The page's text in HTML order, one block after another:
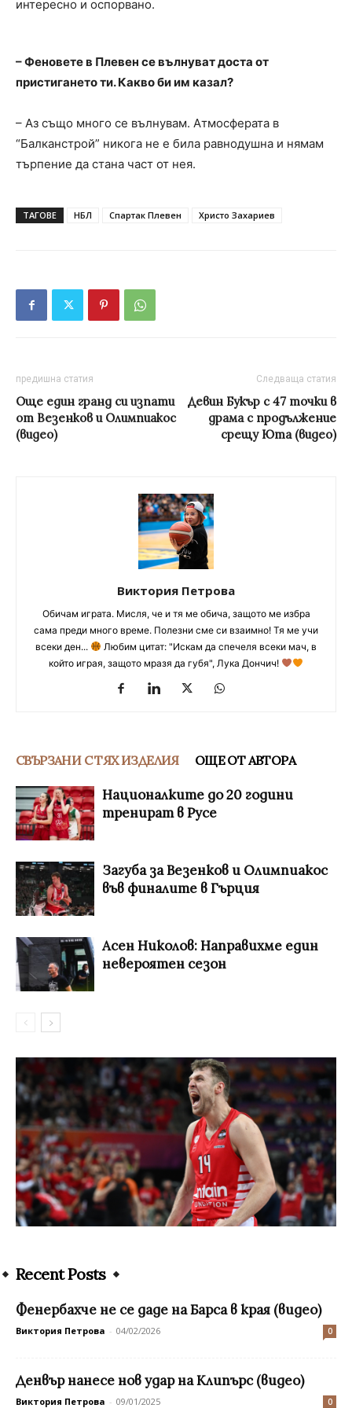
интересно и оспорвано.
– Феновете в Плевен се вълнуват доста от
пристигането ти. Какво би им казал?
– Аз също много се вълнувам. Атмосферата в
“Балканстрой” никога не е била равнодушна и нямам
търпение да стана част от нея.
ТАГОВЕ НБЛ Спартак Плевен Христо Захариев
предишна статия
Още един гранд си изпати
от Везенков и Олимпиакос
(видео)
Следваща статия
Девин Букър с 47 точки в
драма с продължение
срещу Юта (видео)
Виктория Петрова
Обичам играта. Мисля, че и тя ме обича, защото ме избра
сама преди много време. Полезни сме си взаимно! Тя ме учи
всеки ден...
Любим цитат: "Искам да спечеля всеки мач, в
който играя, защото мразя да губя", Лука Дончич!
СВЪРЗАНИ С ТЯХ ИЗДЕЛИЯ ОЩЕ ОТ АВТОРА
Националките до 20 години
тренират в Русе
Загуба за Везенков и Олимпиакос
във финалите в Гърция
Асен Николов: Направихме един
невероятен сезон
Recent Posts
Фенербахче не се даде на Барса в края (видео)
Виктория Петрова - 04/02/2026 0
Денвър нанесе нов удар на Клипърс (видео)
Виктория Петрова - 09/01/2025 0